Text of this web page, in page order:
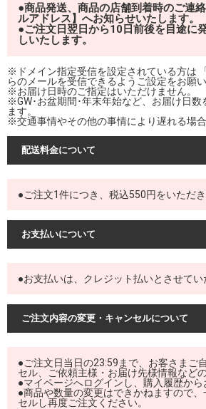
●商品発送、商品の店舗到着時のご連
ルアドレス】へお知らせいたします。
●ご注文日翌日から10日前後を目途に
しいたします。
※ドメイン指定受信を設定されている方は
らのメールを受信できるようご設定をお願い
※お届け日時のご指定はいただけません。
※GW･お盆期間･年末年始など、お届け日
ます。
※交通事情やその他の事情により遅れる場合
配送料金について
●ご注文1件につき、税込550円をいただき
お支払いについて
●お支払いは、クレジット払いとさせてい
ご注文内容の変更・キャンセルについて
●ご注文日当日の23:59まで、お客さまご
セル、ご依頼主様・お届け先様情報など
●マイページへログインし、購入履歴から
●商品や数量の変更はできかねますので
セルし再度ご注文ください。